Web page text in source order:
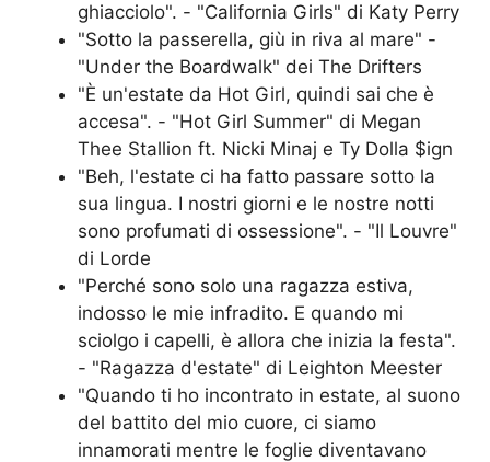
ghiacciolo". - "California Girls" di Katy Perry
"Sotto la passerella, giù in riva al mare" -
"Under the Boardwalk" dei The Drifters
"È un'estate da Hot Girl, quindi sai che è
accesa". - "Hot Girl Summer" di Megan
Thee Stallion ft. Nicki Minaj e Ty Dolla $ign
"Beh, l'estate ci ha fatto passare sotto la
sua lingua. I nostri giorni e le nostre notti
sono profumati di ossessione". - "Il Louvre"
di Lorde
"Perché sono solo una ragazza estiva,
indosso le mie infradito. E quando mi
sciolgo i capelli, è allora che inizia la festa".
- "Ragazza d'estate" di Leighton Meester
"Quando ti ho incontrato in estate, al suono
del battito del mio cuore, ci siamo
innamorati mentre le foglie diventavano